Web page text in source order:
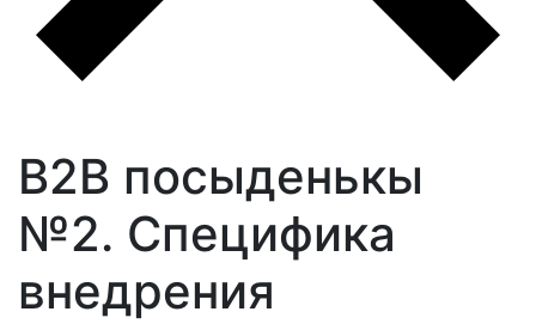
B2B посыденькы
№2. Специфика
внедрения